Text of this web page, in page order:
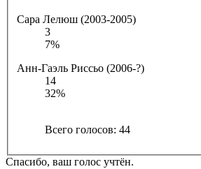
Сара Лелюш (2003-2005)
3
7%
Анн-Гаэль Риссьо (2006-?)
14
32%
Всего голосов: 44
Спасибо, ваш голос учтён.